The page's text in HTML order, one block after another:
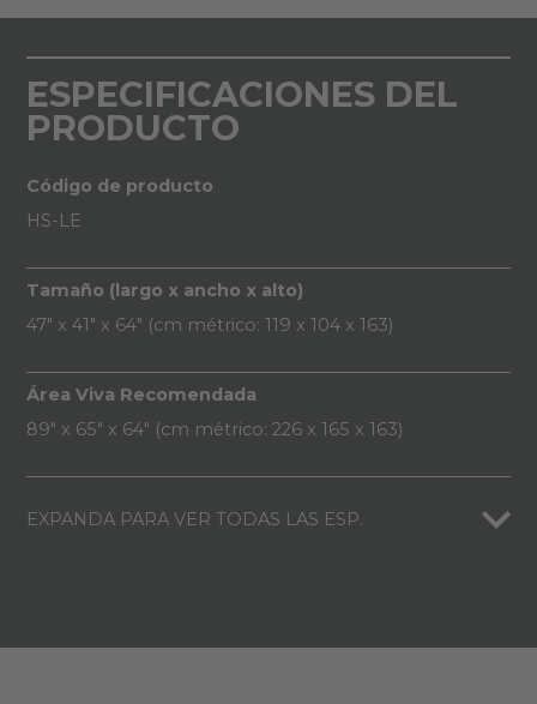
ESPECIFICACIONES DEL
PRODUCTO
Código de producto
HS-LE
Tamaño (largo x ancho x alto)
47" x 41" x 64" (cm métrico: 119 x 104 x 163)
Área Viva Recomendada
89" x 65" x 64" (cm métrico: 226 x 165 x 163)
EXPANDA PARA VER TODAS LAS ESP.